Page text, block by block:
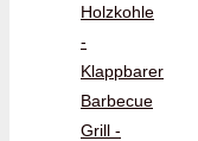
Holzkohle
-
Klappbarer
Barbecue
Grill -